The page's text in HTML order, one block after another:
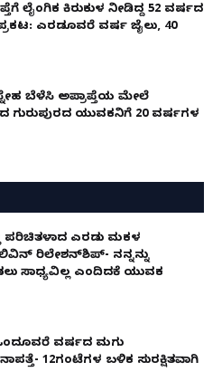
ಲೈಂಗಿಕ ಕಿರುಕುಳ ನೀಡಿದ್ದ 52 ವರ್ಷದ
ಎರಡೂವರೆ ವರ್ಷ ಜೈಲು, ₹40
ಬೆಳೆಸಿ ಅಪ್ರಾಪ್ತೆಯ ಮೇಲೆ
ಗುರುಪುರದ ಯುವಕನಿಗೆ 20 ವರ್ಷಗಳ
ಪರಿಚಿತಳಾದ ಎರಡು ಮಕ್ಕಳ
ರಿಲೇಶನ್​ಶಿಪ್- ನನ್ನನ್ನು
ಸಾಧ್ಯವಿಲ್ಲ ಎಂದಿದಕ್ಕೆ ಯುವಕ
ಒಂದೂವರೆ ವರ್ಷದ ಮಗು
12ಗಂಟೆಗಳ ಬಳಿಕ ಸುರಕ್ಷಿತವಾಗಿ